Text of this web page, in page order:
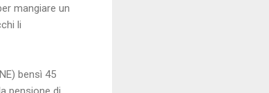
mangiare un
li
bensì 45